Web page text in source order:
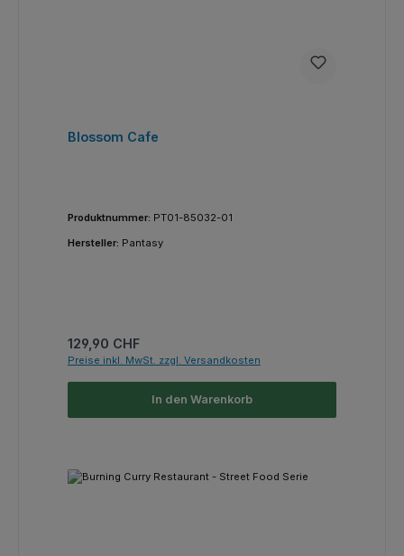
Blossom Cafe
Produktnummer: PT01-85032-01
Hersteller: Pantasy
Regulärer Preis:
129,90 CHF
Preise inkl. MwSt. zzgl. Versandkosten
In den Warenkorb